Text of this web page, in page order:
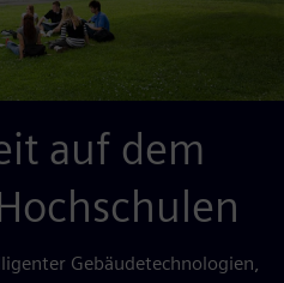
auf dem
Gebäudetechnologien,